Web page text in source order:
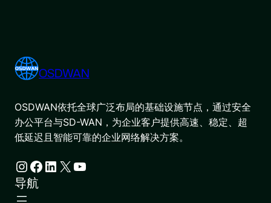
OSDWAN
OSDWAN依托全球广泛布局的基础设施节点，通过安全
办公平台与SD-WAN，为企业客户提供高速、稳定、超
低延迟且智能可靠的企业网络解决方案。
Instagram Facebook LinkedIn X YouTube
导航